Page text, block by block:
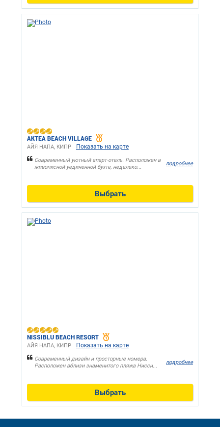
AKTEA BEACH VILLAGE
АЙЯ НАПА, КИПР Показать на карте
Современный уютный апарт-отель. Расположен в
живописной уединенной бухте, недалеко...
подробнее
Выбрать
NISSIBLU BEACH RESORT
АЙЯ НАПА, КИПР Показать на карте
Современный дизайн и просторные номера.
Расположен вблизи знаменитого пляжа Нисси...
подробнее
Выбрать